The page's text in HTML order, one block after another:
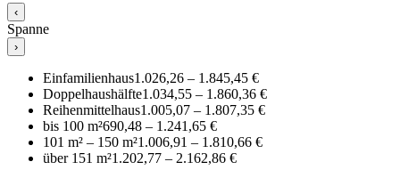
‹
Spanne
›
Einfamilienhaus1.026,26 – 1.845,45 €
Doppelhaushälfte1.034,55 – 1.860,36 €
Reihenmittelhaus1.005,07 – 1.807,35 €
bis 100 m²690,48 – 1.241,65 €
101 m² – 150 m²1.006,91 – 1.810,66 €
über 151 m²1.202,77 – 2.162,86 €